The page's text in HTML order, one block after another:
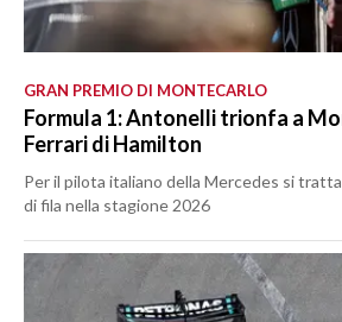
GRAN PREMIO DI MONTECARLO
Formula 1: Antonelli trionfa a
Ferrari di Hamilton
Per il pilota italiano della Mercedes si
di fila nella stagione 2026